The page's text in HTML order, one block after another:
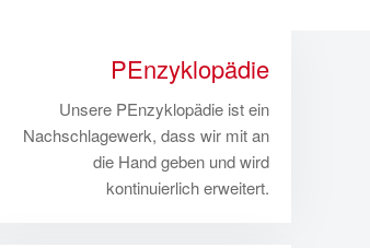
PEnzyklopädie
Unsere PEnzyklopädie ist ein
Nachschlagewerk, dass wir mit an
die Hand geben und wird
kontinuierlich erweitert.